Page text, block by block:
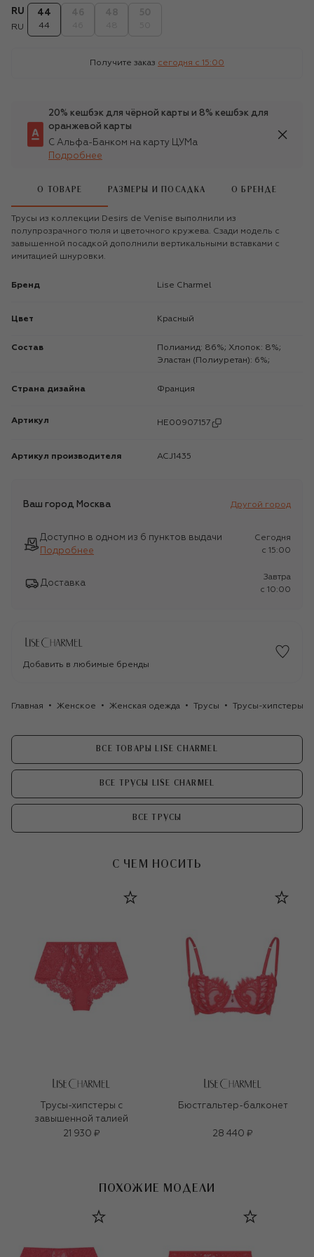
RU
RU
44
44
Получите заказ сегодня c 15:00
20% кешбэк для чёрной карты и 8% кешбэк для
оранжевой карты
С Альфа-Банком на карту ЦУМа
Подробнее
О ТОВАРЕ РАЗМЕРЫ И ПОСАДКА О БРЕНДЕ
Трусы из коллекции Desirs de Venise выполнили из
полупрозрачного тюля и цветочного кружева. Сзади модель с
завышенной посадкой дополнили вертикальными вставками с
имитацией шнуровки.
Бренд Lise Charmel
Цвет Красный
Состав
Полиамид: 86%; Хлопок: 8%;
Эластан (Полиуретан): 6%;
Страна дизайна Франция
Артикул HE00907157
Артикул производителя ACJ1435
Ваш город Москва Другой город
Доступно в одном из 6 пунктов выдачи
Подробнее
Сегодня
c 15:00
Доставка
Завтра
c 10:00
Добавить в любимые бренды
Главная Женское Женская одежда Трусы Трусы-хипстеры с
ВСЕ ТОВАРЫ LISE CHARMEL
ВСЕ ТРУСЫ LISE CHARMEL
ВСЕ ТРУСЫ
С ЧЕМ НОСИТЬ
Трусы-хипстеры с
завышенной талией
21 930 ₽
Бюстгальтер-балконет
28 440 ₽
ПОХОЖИЕ МОДЕЛИ